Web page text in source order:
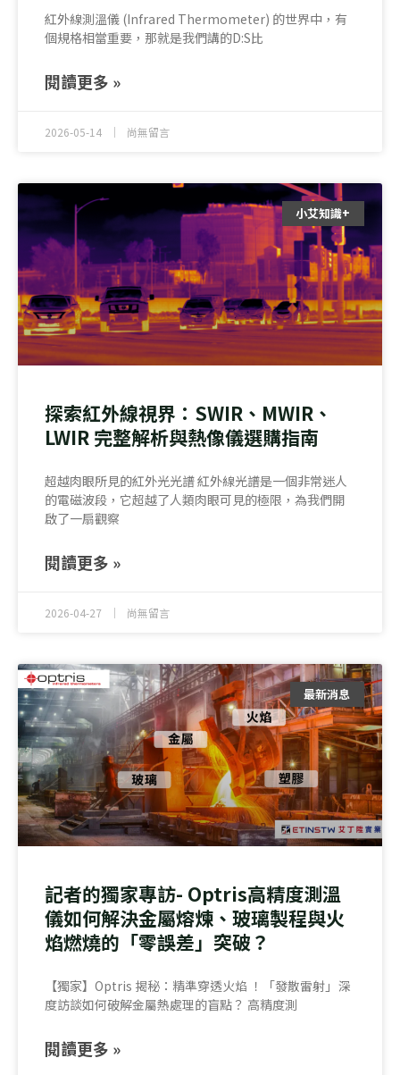
紅外線測溫儀 (Infrared Thermometer) 的世界中，有
個規格相當重要，那就是我們講的D:S比
閱讀更多 »
2026-05-14 尚無留言
小艾知識+
探索紅外線視界：SWIR、MWIR、
LWIR 完整解析與熱像儀選購指南
超越肉眼所見的紅外光光譜 紅外線光譜是一個非常迷人
的電磁波段，它超越了人類肉眼可見的極限，為我們開
啟了一扇觀察
閱讀更多 »
2026-04-27 尚無留言
最新消息
記者的獨家專訪- Optris高精度測溫
儀如何解決金屬熔煉、玻璃製程與火
焰燃燒的「零誤差」突破？
【獨家】Optris 揭秘：精準穿透火焰 ！「發散雷射」深
度訪談如何破解金屬熱處理的盲點？ 高精度測
閱讀更多 »